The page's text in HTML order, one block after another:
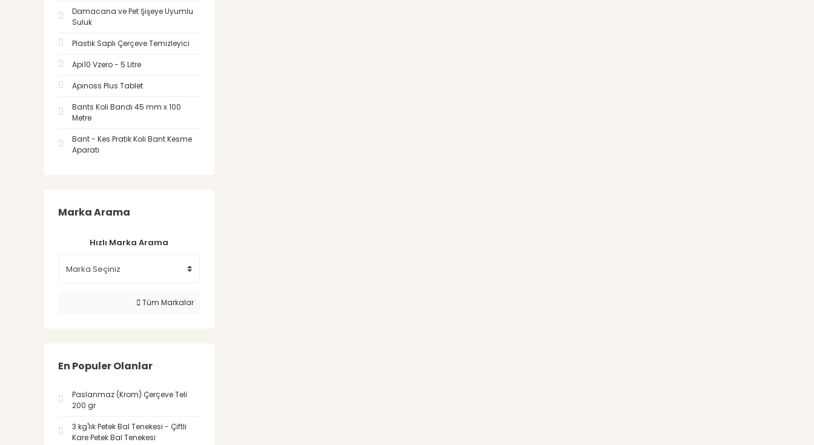
Damacana ve Pet Şişeye Uyumlu
Suluk
Plastik Saplı Çerçeve Temizleyici
Api10 Vzero - 5 Litre
Apınoss Plus Tablet
Bants Koli Bandı 45 mm x 100
Metre
Bant - Kes Pratik Koli Bant Kesme
Aparatı
Marka Arama
Hızlı Marka Arama
Tüm Markalar
En Populer Olanlar
Paslanmaz (Krom) Çerçeve Teli
200 gr
3 kg'lık Petek Bal Tenekesi - Çiftli
Kare Petek Bal Tenekesi